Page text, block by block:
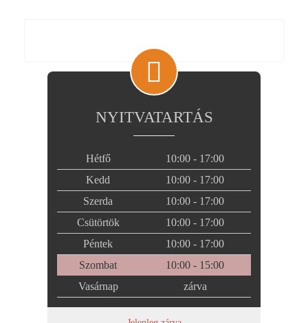
NYITVATARTÁS
Hétfő
10:00 - 17:00
Kedd
10:00 - 17:00
Szerda
10:00 - 17:00
Csütörtök
10:00 - 17:00
Péntek
10:00 - 17:00
Szombat
10:00 - 15:00
Vasárnap
zárva